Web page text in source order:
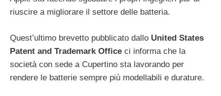
riuscire a migliorare il settore delle batteria.
Quest’ultimo brevetto pubblicato dallo United States
Patent and Trademark Office ci informa che la
società con sede a Cupertino sta lavorando per
rendere le batterie sempre più modellabili e durature.